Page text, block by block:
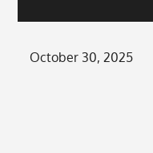
Posted
October 30, 2025